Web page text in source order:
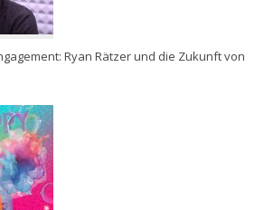
Ryan Rätzer und die Zukunft von